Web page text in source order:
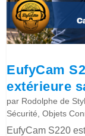
EufyCam
extérieure
par Rodolphe de
Sécurité ,Objets
EufyCam S220